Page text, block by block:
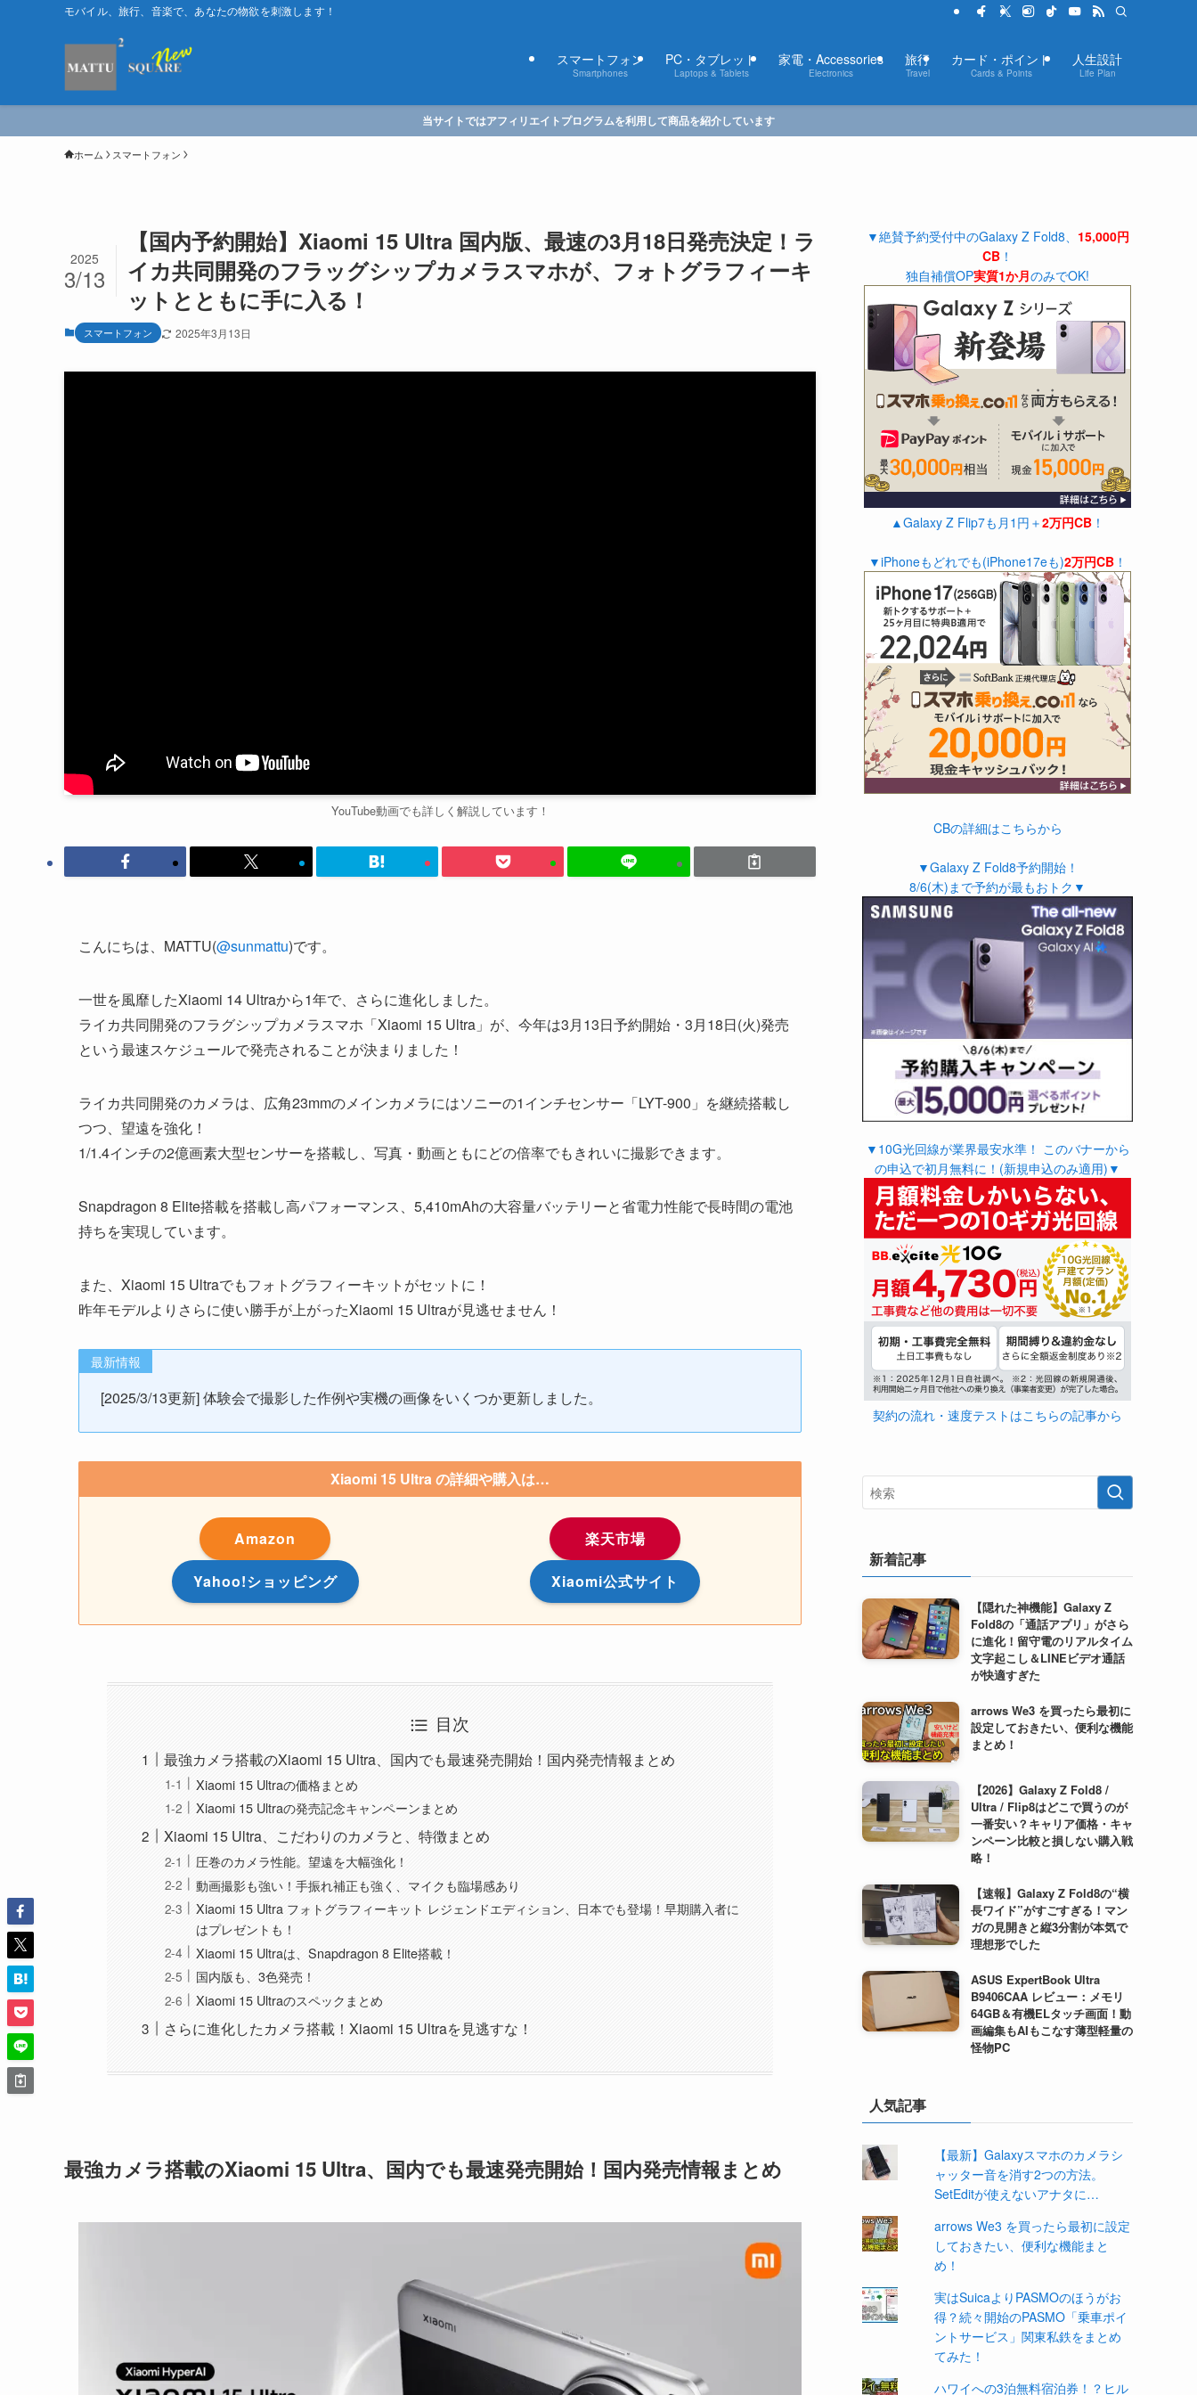
モバイル、旅行、音楽で、あなたの物欲を刺激します！
スマートフォン
Smartphones
PC・タブレット
Laptops & Tablets
家電・Accessories
Electronics
旅行
Travel
カード・ポイント
Cards & Points
人生設計
Life Plan
当サイトではアフィリエイトプログラムを利用して商品を紹介しています
ホーム スマートフォン
【国内予約開始】Xiaomi 15 Ultra 国内版、最速の3月18日発売決定！ラ
イカ共同開発のフラッグシップカメラスマホが、フォトグラフィーキ
ットとともに手に入る！
2025
3/13
スマートフォン 2025年3月13日
YouTube動画でも詳しく解説しています！
こんにちは、MATTU(@sunmattu)です。
一世を風靡したXiaomi 14 Ultraから1年で、さらに進化しました。
ライカ共同開発のフラグシップカメラスマホ「Xiaomi 15 Ultra」が、今年は3月13日予約開始・3月18日(火)発売
という最速スケジュールで発売されることが決まりました！
ライカ共同開発のカメラは、広角23mmのメインカメラにはソニーの1インチセンサー「LYT-900」を継続搭載し
つつ、望遠を強化！
1/1.4インチの2億画素大型センサーを搭載し、写真・動画ともにどの倍率でもきれいに撮影できます。
Snapdragon 8 Elite搭載を搭載し高パフォーマンス、5,410mAhの大容量バッテリーと省電力性能で長時間の電池
持ちを実現しています。
また、Xiaomi 15 Ultraでもフォトグラフィーキットがセットに！
昨年モデルよりさらに使い勝手が上がったXiaomi 15 Ultraが見逃せません！
最新情報
[2025/3/13更新] 体験会で撮影した作例や実機の画像をいくつか更新しました。
Xiaomi 15 Ultra の詳細や購入は…
Amazon 楽天市場
Yahoo!ショッピング Xiaomi公式サイト
目次
最強カメラ搭載のXiaomi 15 Ultra、国内でも最速発売開始！国内発売情報まとめ
Xiaomi 15 Ultraの価格まとめ
Xiaomi 15 Ultraの発売記念キャンペーンまとめ
Xiaomi 15 Ultra、こだわりのカメラと、特徴まとめ
圧巻のカメラ性能。望遠を大幅強化！
動画撮影も強い！手振れ補正も強く、マイクも臨場感あり
Xiaomi 15 Ultra フォトグラフィーキット レジェンドエディション、日本でも登場！早期購入者に
はプレゼントも！
Xiaomi 15 Ultraは、Snapdragon 8 Elite搭載！
国内版も、3色発売！
Xiaomi 15 Ultraのスペックまとめ
さらに進化したカメラ搭載！Xiaomi 15 Ultraを見逃すな！
最強カメラ搭載のXiaomi 15 Ultra、国内でも最速発売開始！国内発売情報まとめ
▼絶賛予約受付中のGalaxy Z Fold8、 15,000円
CB ！
独自補償OP実質1か月のみでOK!
▲Galaxy Z Flip7も月1円＋2万円CB ！
▼iPhoneもどれでも(iPhone17eも)2万円CB ！
CBの詳細はこちらから
▼Galaxy Z Fold8予約開始！
8/6(木)まで予約が最もおトク▼
▼10G光回線が業界最安水準！ このバナーから
の申込で初月無料に！(新規申込のみ適用)▼
契約の流れ・速度テストはこちらの記事から
新着記事
【隠れた神機能】Galaxy Z
Fold8の「通話アプリ」がさら
に進化！留守電のリアルタイム
文字起こし＆LINEビデオ通話
が快適すぎた
arrows We3 を買ったら最初に
設定しておきたい、便利な機能
まとめ！
【2026】Galaxy Z Fold8 /
Ultra / Flip8はどこで買うのが
一番安い？キャリア価格・キャ
ンペーン比較と損しない購入戦
略！
【速報】Galaxy Z Fold8の“横
長ワイド”がすごすぎる！マン
ガの見開きと縦3分割が本気で
理想形でした
ASUS ExpertBook Ultra
B9406CAA レビュー：メモリ
64GB＆有機ELタッチ画面！動
画編集もAIもこなす薄型軽量の
怪物PC
人気記事
【最新】Galaxyスマホのカメラシ
ャッター音を消す2つの方法。
SetEditが使えないアナタに…
arrows We3 を買ったら最初に設定
しておきたい、便利な機能まと
め！
実はSuicaよりPASMOのほうがお
得？続々開始のPASMO「乗車ポイ
ントサービス」関東私鉄をまとめ
てみた！
ハワイへの3泊無料宿泊券！？ヒル